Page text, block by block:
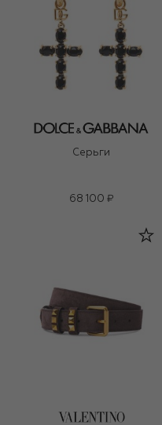
Серьги
68 100 ₽